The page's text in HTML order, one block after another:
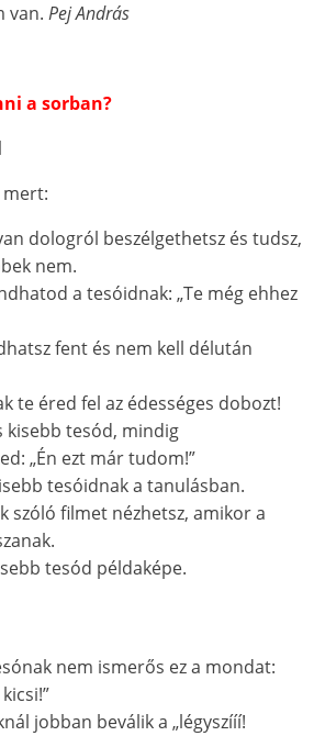
van. Pej András
a sorban?
mert:
dologról beszélgethetsz és tudsz,
nem.
a tesóidnak: „Te még ehhez
fent és nem kell délután
te éred fel az édességes dobozt!
kisebb tesód, mindig
„Én ezt már tudom!”
tesóidnak a tanulásban.
szóló filmet nézhetsz, amikor a
tesód példaképe.
nem ismerős ez a mondat:
jobban beválik a „légyszííí!